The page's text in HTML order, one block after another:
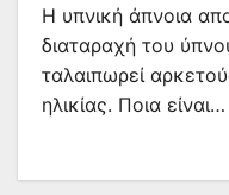
Η υπνική άπνοια
διαταραχή του
ταλαιπωρεί
ηλικίας. Ποια είναι…